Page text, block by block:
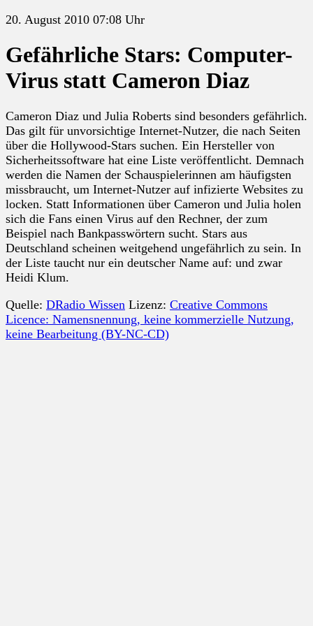
20. August 2010 07:08 Uhr
Gefährliche Stars: Computer-
Virus statt Cameron Diaz
Cameron Diaz und Julia Roberts sind besonders gefährlich.
Das gilt für unvorsichtige Internet-Nutzer, die nach Seiten
über die Hollywood-Stars suchen. Ein Hersteller von
Sicherheitssoftware hat eine Liste veröffentlicht. Demnach
werden die Namen der Schauspielerinnen am häufigsten
missbraucht, um Internet-Nutzer auf infizierte Websites zu
locken. Statt Informationen über Cameron und Julia holen
sich die Fans einen Virus auf den Rechner, der zum
Beispiel nach Bankpasswörtern sucht. Stars aus
Deutschland scheinen weitgehend ungefährlich zu sein. In
der Liste taucht nur ein deutscher Name auf: und zwar
Heidi Klum.
Quelle: DRadio Wissen Lizenz: Creative Commons
Licence: Namensnennung, keine kommerzielle Nutzung,
keine Bearbeitung (BY-NC-CD)